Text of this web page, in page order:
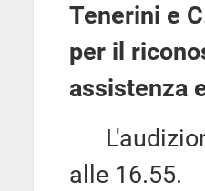
Tenerini e
per il
assistenza
alle 16.55.